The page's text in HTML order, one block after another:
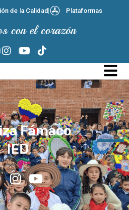
de la Calidad Plataformas
con el corazón
Fámaco
IED